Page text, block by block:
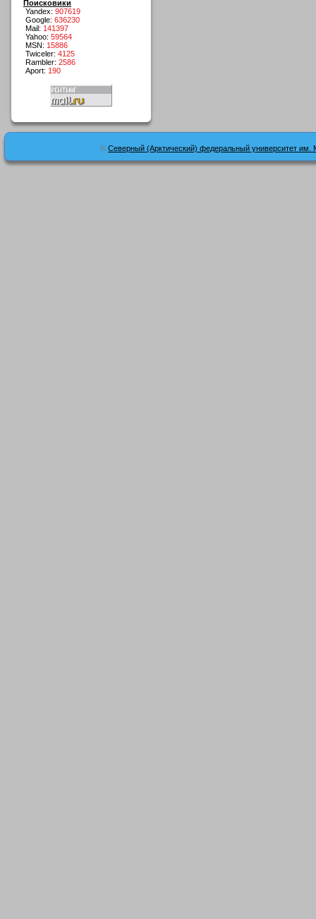
Поисковики
Yandex: 907619
Google: 636230
Mail: 141397
Yahoo: 59564
MSN: 15886
Twiceler: 4125
Rambler: 2586
Aport: 190
© Северный (Арктический) федеральный университет